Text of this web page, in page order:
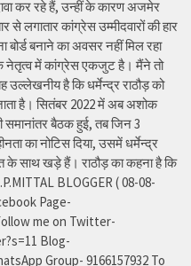
कर रहे हैं, उन्हीं के कारण अजमेर
से लगातार कांग्रेस उम्मीदवारों की हार
बनाने का अवसर नहीं मिल रहा
नेतृत्व में कांग्रेस एकजुट है। मैंने तो
उल्लेखनीय है कि धर्मेन्द्र राठौड़ को
है। सितंबर 2022 में अब अशोक
बैठक हुई, तब जिन 3
का नोटिस दिया, उसमें धर्मेन्द्र
के साथ खड़े हैं। राठौड़ का कहना है कि
BLOGGER ( 08-08-
Page-
me on Twitter-
Blog-
Group- 9166157932 To